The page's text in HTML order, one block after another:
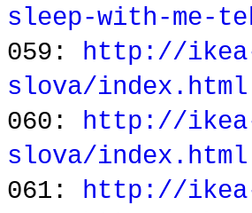
sleep-with-me-
059: http://
slova/index.html
060: http://ikea-
slova/index.html
061: http://